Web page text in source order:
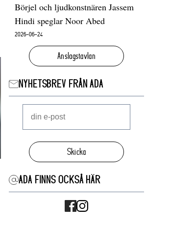
Börjel och ljudkonstnären Jassem
Hindi speglar Noor Abed
2026-06-24
Anslagstavlan
NYHETSBREV FRÅN ADA
Skicka
ADA FINNS OCKSÅ HÄR